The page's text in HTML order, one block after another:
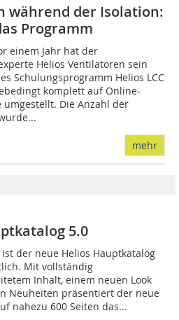
während der Isolation:
Programm
einem Jahr hat der
Helios Ventilatoren sein
Schulungsprogramm Helios LCC
komplett auf Online-
umgestellt. Die Anzahl der
mehr
5.0
der neue Helios Hauptkatalog
Mit vollständig
Inhalt, einem neuen Look
Neuheiten präsentiert der neue
nahezu 600 Seiten das...